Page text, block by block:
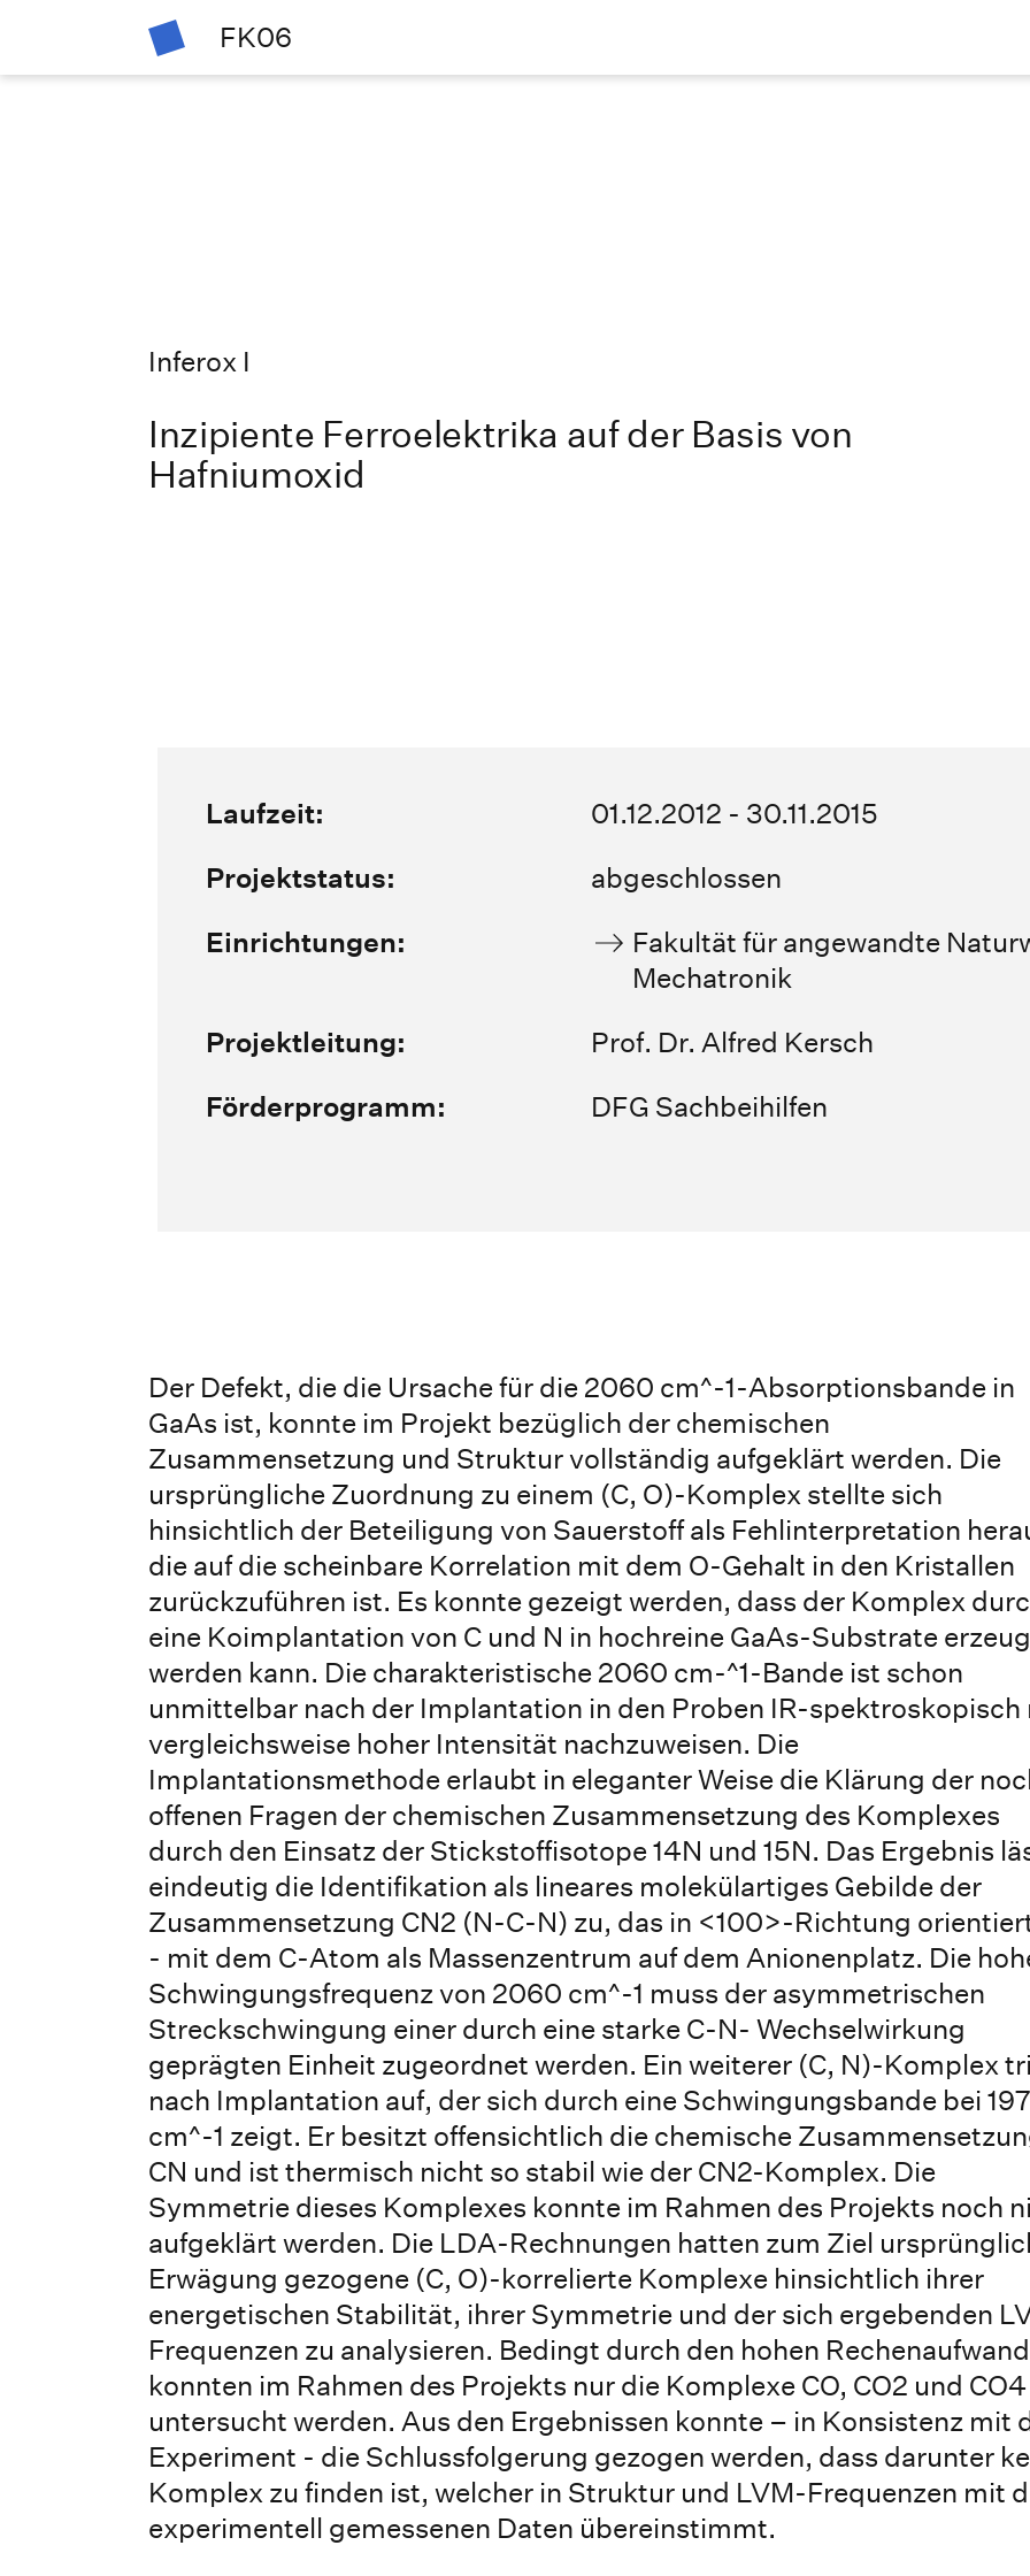
FK06
Inferox I
Inzipiente Ferroelektrika auf der Basis von
Hafniumoxid
Laufzeit:
01.12.2012 - 30.11.2015
Projektstatus:
abgeschlossen
Einrichtungen:
Fakultät für angewandte
Mechatronik
Projektleitung:
Prof. Dr. Alfred Kersch
Förderprogramm:
DFG Sachbeihilfen
Der Defekt, die die Ursache für die 2060 cm^-1-Absorptionsbande in
GaAs ist, konnte im Projekt bezüglich der chemischen
Zusammensetzung und Struktur vollständig aufgeklärt werden. Die
ursprüngliche Zuordnung zu einem (C, O)-Komplex stellte sich
hinsichtlich der Beteiligung von Sauerstoff als Fehlinterpretation
die auf die scheinbare Korrelation mit dem O-Gehalt in den Kristallen
zurückzuführen ist. Es konnte gezeigt werden, dass der Komplex
eine Koimplantation von C und N in hochreine GaAs-Substrate
werden kann. Die charakteristische 2060 cm-^1-Bande ist schon
unmittelbar nach der Implantation in den Proben IR-spektroskopisch
vergleichsweise hoher Intensität nachzuweisen. Die
Implantationsmethode erlaubt in eleganter Weise die Klärung der
offenen Fragen der chemischen Zusammensetzung des Komplexes
durch den Einsatz der Stickstoffisotope 14N und 15N. Das Ergebnis
eindeutig die Identifikation als lineares molekülartiges Gebilde der
Zusammensetzung CN2 (N-C-N) zu, das in <100>-Richtung
- mit dem C-Atom als Massenzentrum auf dem Anionenplatz. Die
Schwingungsfrequenz von 2060 cm^-1 muss der asymmetrischen
Streckschwingung einer durch eine starke C-N- Wechselwirkung
geprägten Einheit zugeordnet werden. Ein weiterer (C, N)-Komplex
nach Implantation auf, der sich durch eine Schwingungsbande bei
cm^-1 zeigt. Er besitzt offensichtlich die chemische
CN und ist thermisch nicht so stabil wie der CN2-Komplex. Die
Symmetrie dieses Komplexes konnte im Rahmen des Projekts noch
aufgeklärt werden. Die LDA-Rechnungen hatten zum Ziel
Erwägung gezogene (C, O)-korrelierte Komplexe hinsichtlich ihrer
energetischen Stabilität, ihrer Symmetrie und der sich ergebenden
Frequenzen zu analysieren. Bedingt durch den hohen Rechenaufwand
konnten im Rahmen des Projekts nur die Komplexe CO, CO2 und CO4
untersucht werden. Aus den Ergebnissen konnte – in Konsistenz mit
Experiment - die Schlussfolgerung gezogen werden, dass darunter
Komplex zu finden ist, welcher in Struktur und LVM-Frequenzen mit
experimentell gemessenen Daten übereinstimmt.